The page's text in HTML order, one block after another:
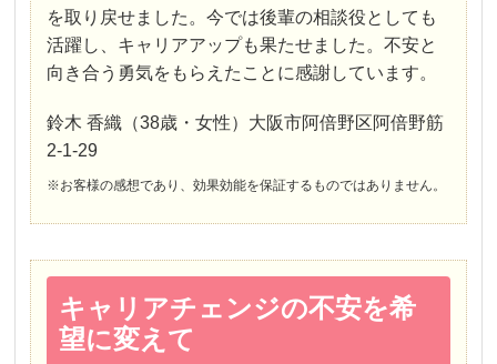
を取り戻せました。今では後輩の相談役としても
活躍し、キャリアアップも果たせました。不安と
向き合う勇気をもらえたことに感謝しています。
鈴木 香織（38歳・女性）大阪市阿倍野区阿倍野筋
2-1-29
※お客様の感想であり、効果効能を保証するものではありません。
キャリアチェンジの不安を希
望に変えて